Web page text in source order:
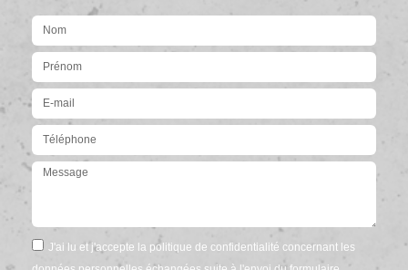
J'ai lu et j'accepte la politique de confidentialité concernant les